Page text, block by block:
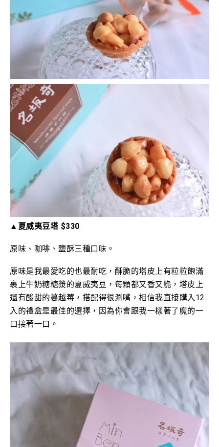
▲夏威夷豆塔 $330
原味、咖啡 、鹽酥三種口味。
原味是我最愛吃的也最耐吃，酥脆的塔皮上有粒粒飽滿
裹上牛奶糖糖漿的夏威夷豆，每顆都又香又脆，塔皮上
還有酸甜的蔓越莓，搭配得很涮嘴，相信我直接購入12
入的禮盒是最佳的選擇，因為你會跟我一樣著了魔的一
口接著一口。